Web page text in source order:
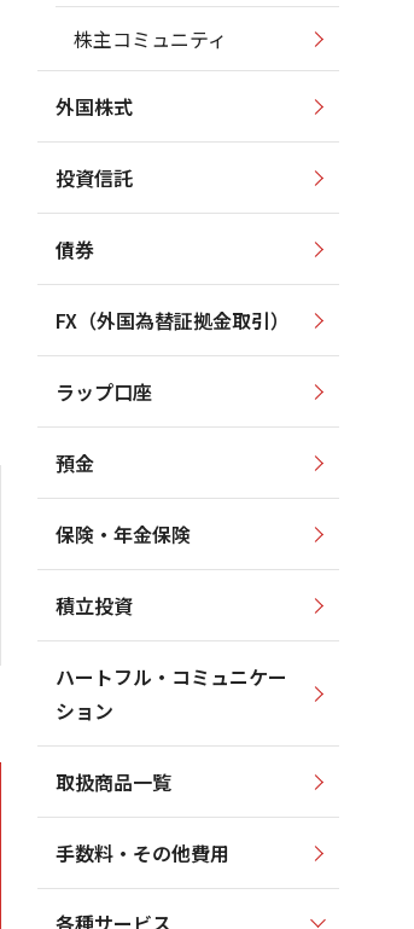
株主コミュニティ
外国株式
投資信託
債券
FX（外国為替証拠金取引）
ラップ口座
預金
保険・年金保険
積立投資
ハートフル・コミュニケー
ション
取扱商品一覧
手数料・その他費用
各種サービス